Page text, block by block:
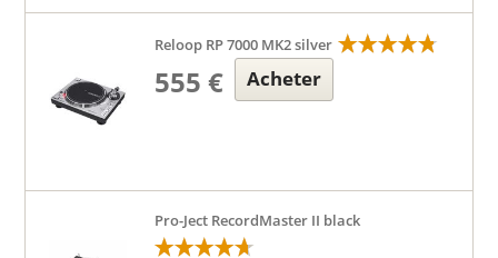
Reloop RP 7000 MK2 silver
555 € Acheter
Pro-Ject RecordMaster II black